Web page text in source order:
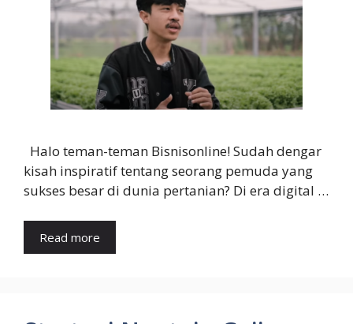
Halo teman-teman Bisnisonline! Sudah dengar
kisah inspiratif tentang seorang pemuda yang
sukses besar di dunia pertanian? Di era digital …
Read more